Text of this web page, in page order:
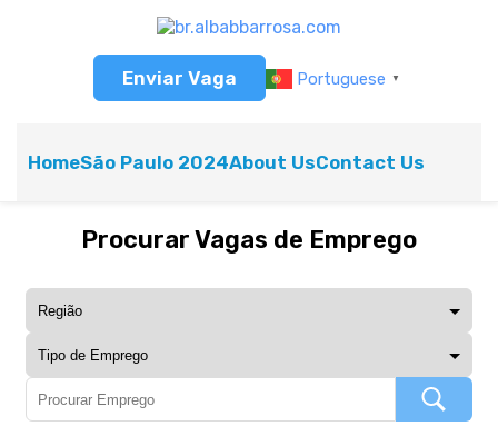
Enviar Vaga Portuguese ▼
HomeSão Paulo 2024About UsContact Us
Procurar Vagas de Emprego